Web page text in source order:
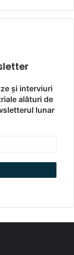
și interviuri
alături de
lunar